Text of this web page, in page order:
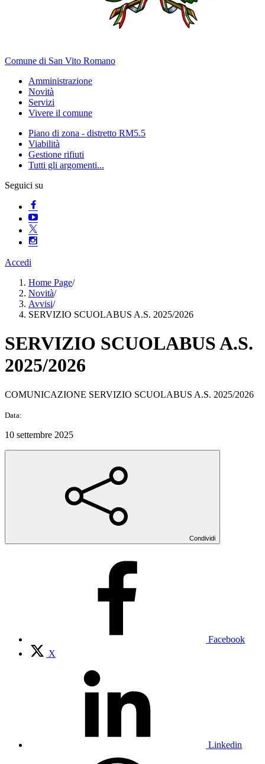
Comune di San Vito Romano
Amministrazione
Novità
Servizi
Vivere il comune
Piano di zona - distretto RM5.5
Viabilità
Gestione rifiuti
Tutti gli argomenti...
Seguici su
Accedi
Home Page/
Novità/
Avvisi/
SERVIZIO SCUOLABUS A.S. 2025/2026
SERVIZIO SCUOLABUS A.S.
2025/2026
COMUNICAZIONE SERVIZIO SCUOLABUS A.S. 2025/2026
Data:
10 settembre 2025
Condividi
Facebook
X
Linkedin